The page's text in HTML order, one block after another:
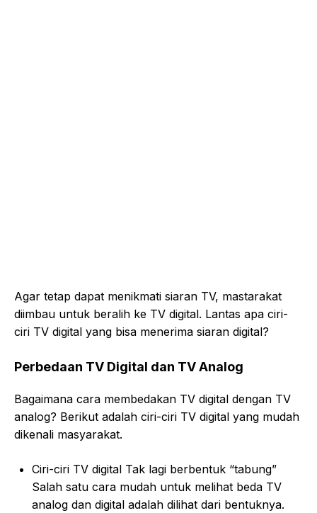
Agar tetap dapat menikmati siaran TV, mastarakat
diimbau untuk beralih ke TV digital. Lantas apa ciri-
ciri TV digital yang bisa menerima siaran digital?
Perbedaan TV Digital dan TV Analog
Bagaimana cara membedakan TV digital dengan TV
analog? Berikut adalah ciri-ciri TV digital yang mudah
dikenali masyarakat.
Ciri-ciri TV digital Tak lagi berbentuk “tabung”
Salah satu cara mudah untuk melihat beda TV
analog dan digital adalah dilihat dari bentuknya.